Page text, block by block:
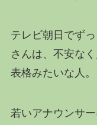
テレビ朝日でず
さんは、不安な
表格みたいな人。
若いアナウンサ